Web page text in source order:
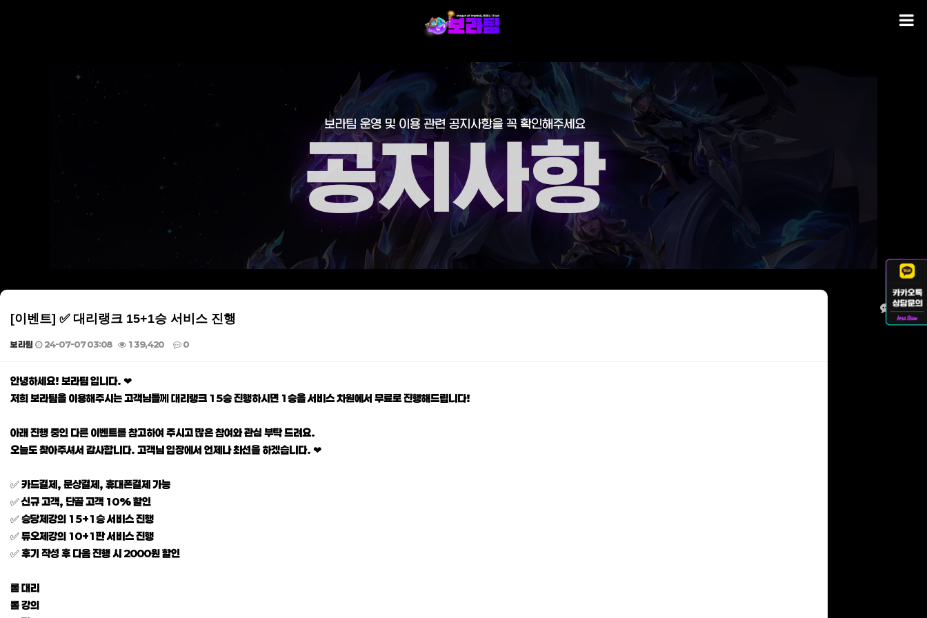
[이벤트] ✅ 대리랭크 15+1승 서비스 진행
보라팀 24-07-07 03:08 139,420 0
본문
안녕하세요! 보라팀 입니다. ❤
저희 보라팀을 이용해주시는 고객님들께 대리랭크 15승 진행하시면 1승을 서비스 차원에서 무료로 진행해드립니다!
아래 진행 중인 다른 이벤트를 참고하여 주시고 많은 참여와 관심 부탁 드려요.
오늘도 찾아주셔서 감사합니다. 고객님 입장에서 언제나 최선을 하겠습니다. ❤
✅ 카드결제, 문상결제, 휴대폰결제 가능
✅ 신규 고객, 단골 고객 10% 할인
✅ 승당제강의 15+1승 서비스 진행
✅ 듀오제강의 10+1판 서비스 진행
✅ 후기 작성 후 다음 진행 시 2000원 할인
롤 대리
롤 강의